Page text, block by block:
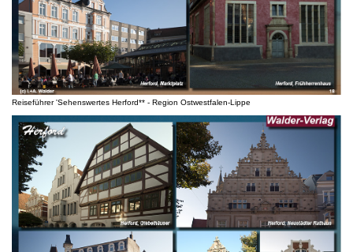
Reiseführer 'Sehenswertes Herford** - Region Ostwestfalen-Lippe